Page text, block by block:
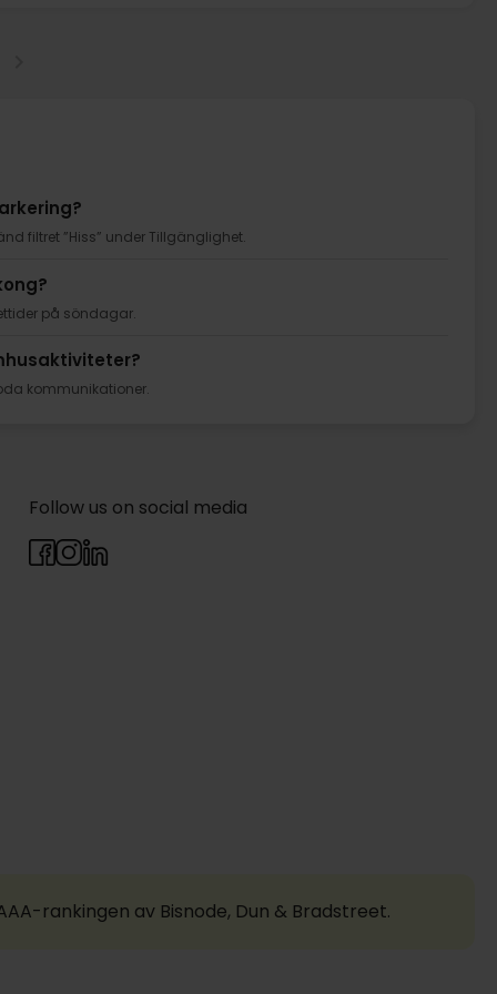
filtret ”Hiss” under Tillgänglighet.
på söndagar.
kommunikationer.
Follow us on social media
rankingen av Bisnode, Dun & Bradstreet.